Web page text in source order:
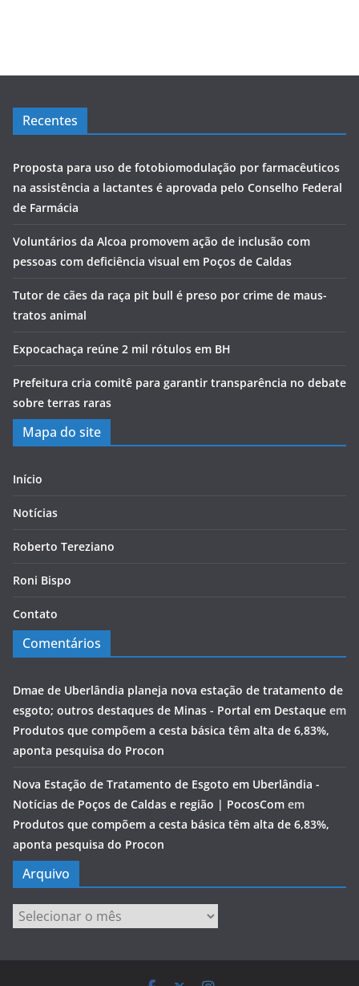
Recentes
Proposta para uso de fotobiomodulação por farmacêuticos
na assistência a lactantes é aprovada pelo Conselho Federal
de Farmácia
Voluntários da Alcoa promovem ação de inclusão com
pessoas com deficiência visual em Poços de Caldas
Tutor de cães da raça pit bull é preso por crime de maus-
tratos animal
Expocachaça reúne 2 mil rótulos em BH
Prefeitura cria comitê para garantir transparência no debate
sobre terras raras
Mapa do site
Início
Notícias
Roberto Tereziano
Roni Bispo
Contato
Comentários
Dmae de Uberlândia planeja nova estação de tratamento de
esgoto; outros destaques de Minas - Portal em Destaque em
Produtos que compõem a cesta básica têm alta de 6,83%,
aponta pesquisa do Procon
Nova Estação de Tratamento de Esgoto em Uberlândia -
Notícias de Poços de Caldas e região | PocosCom em
Produtos que compõem a cesta básica têm alta de 6,83%,
aponta pesquisa do Procon
Arquivo
Arquivo